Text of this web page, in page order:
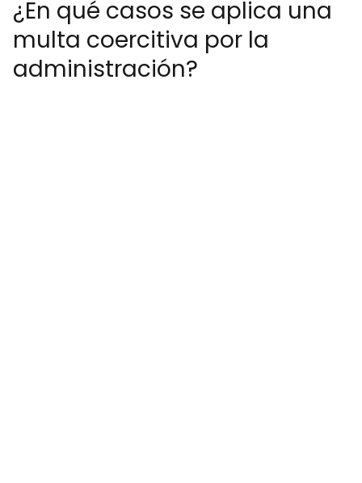
¿En qué casos se aplica una
multa coercitiva por la
administración?